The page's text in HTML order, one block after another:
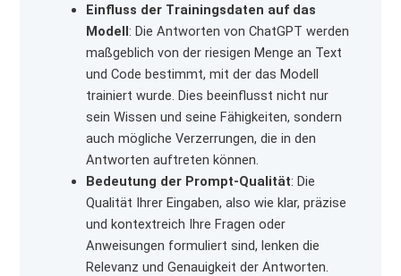
Einfluss der Trainingsdaten auf das
Modell: Die Antworten von ChatGPT werden
maßgeblich von der riesigen Menge an Text
und Code bestimmt, mit der das Modell
trainiert wurde. Dies beeinflusst nicht nur
sein Wissen und seine Fähigkeiten, sondern
auch mögliche Verzerrungen, die in den
Antworten auftreten können.
Bedeutung der Prompt-Qualität: Die
Qualität Ihrer Eingaben, also wie klar, präzise
und kontextreich Ihre Fragen oder
Anweisungen formuliert sind, lenken die
Relevanz und Genauigkeit der Antworten.